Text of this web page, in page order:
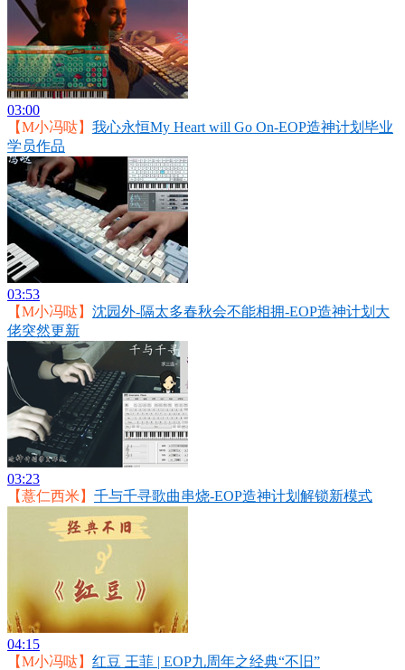
03:00
【M小冯哒】 我心永恒My Heart will Go On-EOP造神计划毕业
学员作品
03:53
【M小冯哒】 沈园外-隔太多春秋会不能相拥-EOP造神计划大
佬突然更新
03:23
【薏仁西米】 千与千寻歌曲串烧-EOP造神计划解锁新模式
04:15
【M小冯哒】 红豆 王菲 | EOP九周年之经典“不旧”